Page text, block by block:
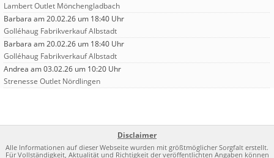
Lambert Outlet Mönchengladbach
Barbara am 20.02.26 um 18:40 Uhr
Golléhaug Fabrikverkauf Albstadt
Barbara am 20.02.26 um 18:40 Uhr
Golléhaug Fabrikverkauf Albstadt
Andrea am 03.02.26 um 10:20 Uhr
Strenesse Outlet Nördlingen
Disclaimer
Alle Informationen auf dieser Webseite wurden mit größtmöglicher Sorgfalt erstellt.
Für Vollständigkeit, Aktualität und Richtigkeit der veröffentlichten Angaben können